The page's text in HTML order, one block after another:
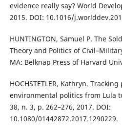
evidence really say? World
2015. DOI: 10.1016/
HUNTINGTON, Samuel P. The
Theory and Politics of
MA: Belknap Press of Harvard
HOCHSTETLER, Kathryn.
environmental politics from Lula
38, n. 3, p. 262–276, 2017. DOI:
10.1080/01442872.2017.1290229.